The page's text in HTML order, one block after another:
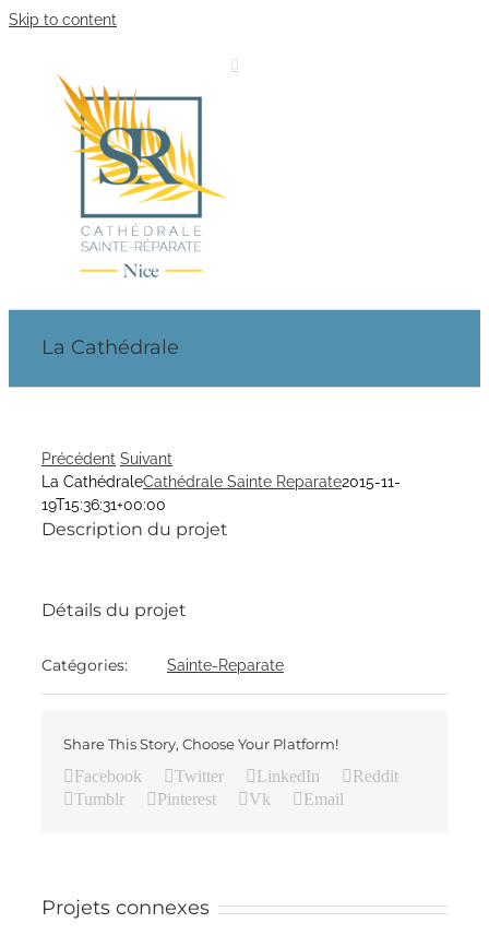
Skip to content
La Cathédrale
Précédent Suivant
La CathédraleCathédrale Sainte Reparate2015-11-
19T15:36:31+00:00
Description du projet
Détails du projet
Catégories: Sainte-Reparate
Share This Story, Choose Your Platform!
Facebook Twitter LinkedIn
Reddit
Tumblr
Pinterest Vk Email
Projets connexes